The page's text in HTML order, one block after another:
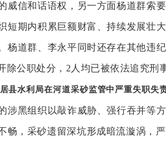
威信和话语权，另一方面杨道群索
短期内积累巨额财富、持续发展壮
杨道群、李永平同时还存在其他违
除公职处分，2人均已被依法追究刑
县水利局在河道采砂监管中严重失职失
涉黑组织以敲诈威胁、强行吞并等
畅，采砂遗留深坑形成暗流漩涡，